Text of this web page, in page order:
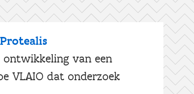
ontwikkeling van een
VLAIO dat onderzoek